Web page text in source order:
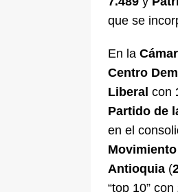
que se
En la
Centro
Liberal con
Partido de
en el
Antioquia (
“top 10” con